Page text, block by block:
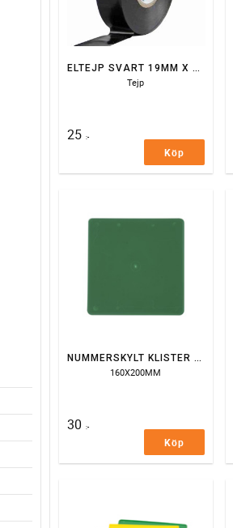
ELTEJP SVART 19MM X 20M
Tejp
25 :-
Köp
NUMMERSKYLT KLISTER GRÖN, LITEN
160X200MM
30 :-
Köp